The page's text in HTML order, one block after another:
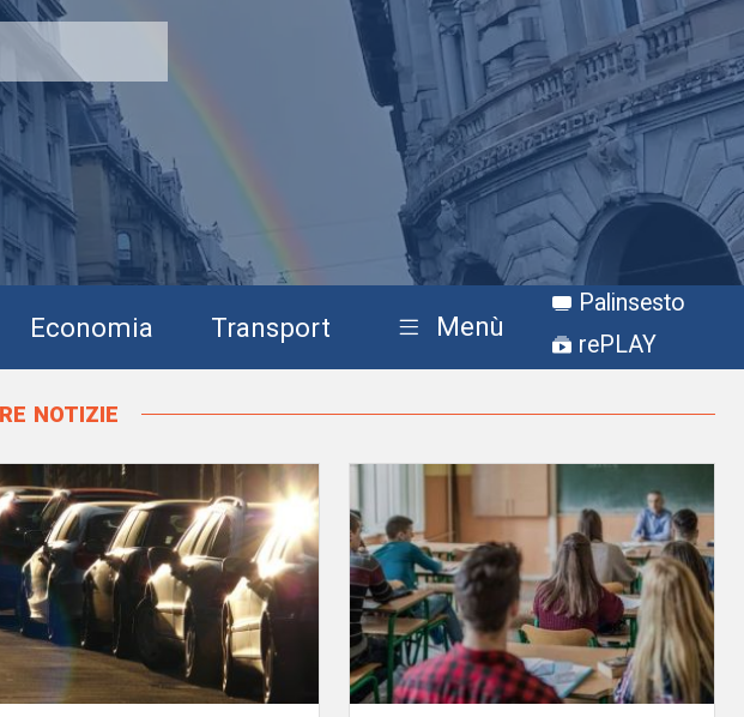
Economia Transport Menù
Palinsesto
rePLAY
notizie